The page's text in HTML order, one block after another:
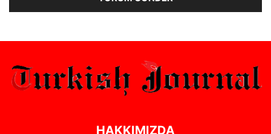
HAKKIMIZDA